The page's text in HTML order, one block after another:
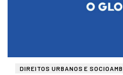
DIREITOS URBANOS E